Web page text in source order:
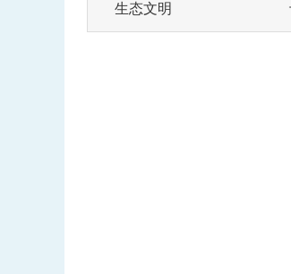
生态文明